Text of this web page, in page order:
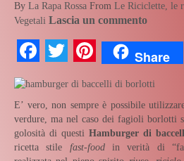
By La Rapa Rossa From Le Riciclette, le
Vegetali Lascia un commento
Facebook
TwitterPinterest
Share
E’ vero, non sempre è possibile
verdure, ma nel caso dei fagioli borlotti
golosità di questi Hamburger di
ricetta stile fast-foodin verità di